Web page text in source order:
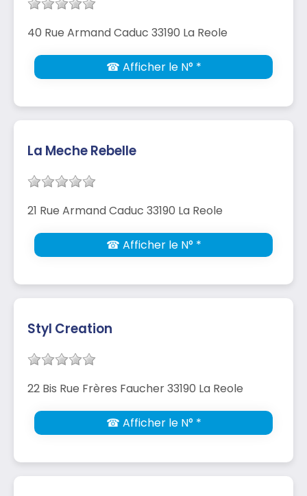
40 Rue Armand Caduc 33190 La Reole
☎ Afficher le N° *
La Meche Rebelle
21 Rue Armand Caduc 33190 La Reole
☎ Afficher le N° *
Styl Creation
22 Bis Rue Frères Faucher 33190 La Reole
☎ Afficher le N° *